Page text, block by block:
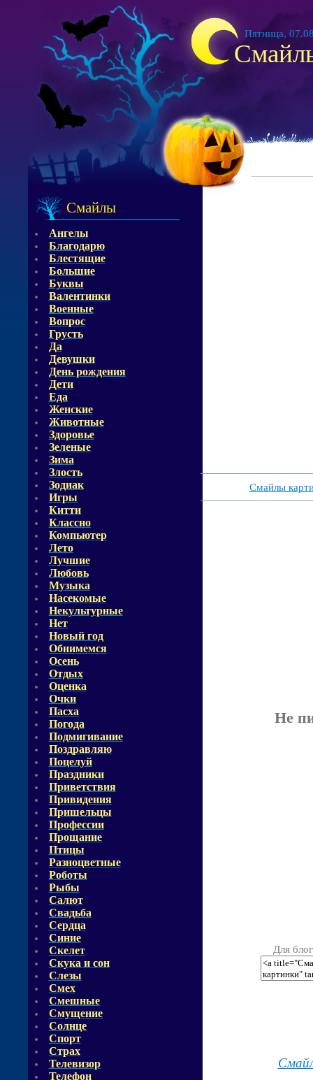
Пятница,
Смайлы
Ангелы
Благодарю
Блестящие
Большие
Буквы
Валентинки
Военные
Вопрос
Грусть
Да
Девушки
День рождения
Дети
Еда
Женские
Животные
Здоровье
Зеленые
Зима
Злость
Зодиак
Игры
Китти
Классно
Компьютер
Лето
Лучшие
Любовь
Музыка
Насекомые
Некультурные
Нет
Новый год
Обнимемся
Осень
Отдых
Оценка
Очки
Пасха
Погода
Подмигивание
Поздравляю
Поцелуй
Праздники
Приветствия
Привидения
Пришельцы
Профессии
Прощание
Птицы
Разноцветные
Роботы
Рыбы
Салют
Свадьба
Сердца
Синие
Скелет
Скука и сон
Слезы
Смех
Смешные
Смущение
Солнце
Спорт
Страх
Телевизор
Телефон
Смайлы
Не
Для